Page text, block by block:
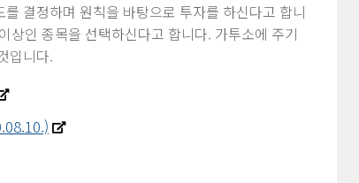
결정하며 원칙을 바탕으로 투자를 하신다고 합니
상인 종목을 선택하신다고 합니다. 가투소에 주기
입니다.